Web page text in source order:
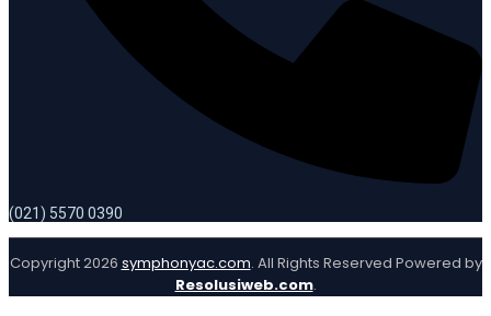
(021) 5570 0390
Copyright 2026 symphonyac.com. All Rights Reserved Powered by
Resolusiweb.com.